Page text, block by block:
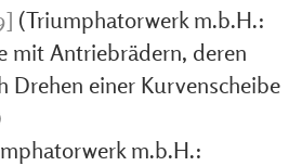
(Triumphatorwerk m.b.H.:
mit Antriebrädern, deren
Drehen einer Kurvenscheibe
m.b.H.: